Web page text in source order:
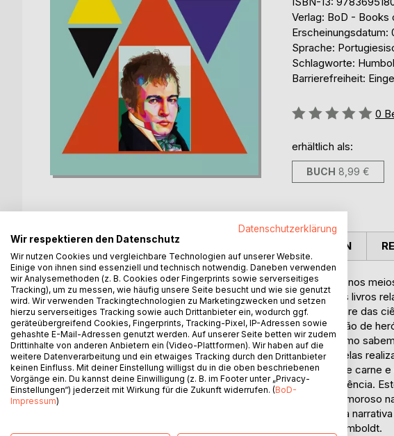
Verlag: BoD - Books
Erscheinungsdatum:
Sprache:
Schlagworte:
Barrierefreiheit:
Bewertung::
0
erhältlich als:
BUCH 8,99 €
BESCHREIBUNG
Em 2019, Alexander von Humboldt esteve muito presente nos
250.º aniversário. Programas de televisão, jornais e novos livros
realizou feitos sobre-humanos. Falava-se do «Shakespeare das
de um «Colombo prussiano». Esta glorificação e veneração de
santidade completamente exagerado. Mas os santos, como
inventados ou hipócritas. Apesar de todo o entusiasmo pelas
esquecer que se está a escrever sobre um ser humano de carne
coisas, mas não um ser assexuado, dedicado apenas à ciência.
questões: ele teve um filho ilegítimo? Teve um triângulo amoroso
atividade sexual durante os cinco anos da sua viagem? Na
de decifrar esses mistérios privados da expedição de Humboldt.
AUTOR/IN PRESSESTIMMEN
Datenschutzerklärung
Wir respektieren den Datenschutz
Wir nutzen Cookies und vergleichbare Technologien auf unserer Website.
Einige von ihnen sind essenziell und technisch notwendig. Daneben verwenden
wir Analysemethoden (z. B. Cookies oder Fingerprints sowie serverseitiges
Tracking), um zu messen, wie häufig unsere Seite besucht und wie sie genutzt
wird. Wir verwenden Trackingtechnologien zu Marketingzwecken und setzen
hierzu serverseitiges Tracking sowie auch Drittanbieter ein, wodurch ggf.
geräteübergreifend Cookies, Fingerprints, Tracking-Pixel, IP-Adressen sowie
gehashte E-Mail-Adressen genutzt werden. Auf unserer Seite betten wir zudem
Drittinhalte von anderen Anbietern ein (Video-Plattformen). Wir haben auf die
weitere Datenverarbeitung und ein etwaiges Tracking durch den Drittanbieter
keinen Einfluss. Mit deiner Einstellung willigst du in die oben beschriebenen
Vorgänge ein. Du kannst deine Einwilligung (z. B. im Footer unter „Privacy-
Einstellungen“) jederzeit mit Wirkung für die Zukunft widerrufen. (BoD-
Impressum)